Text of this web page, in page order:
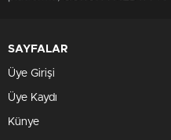
SAYFALAR
Üye Girişi
Üye Kaydı
Künye